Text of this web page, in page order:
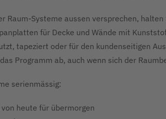
Raum-Systeme aussen versprechen,
für Decke und Wände mit
tapeziert oder für den kundenseitigen
Programm ab, auch wenn sich der
serienmässig:
heute für übermorgen